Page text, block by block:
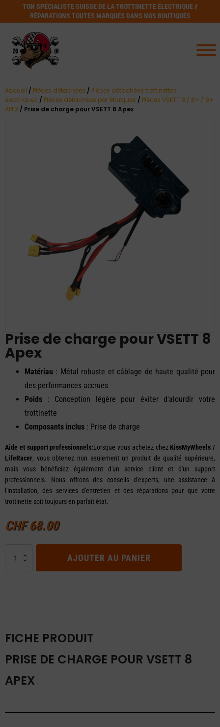
TON SPÉCIALISTE SUISSE DE LA TROTTINETTE ÉLECTRIQUE //
RÉPARATIONS TOUTES MARQUES DANS NOS BOUTIQUES
Accueil / Pièces détachées / Pièces détachées trottinettes
électriques / Pièces détachées par Marques / Pièces VSETT 8 / 8+ / 8+
APEX / Prise de charge pour VSETT 8 Apex
Prise de charge pour VSETT 8
Apex
Matériau : Métal robuste et câblage de haute qualité pour
des performances accrues
Poids : Conception légère pour éviter d'alourdir votre
trottinette
Composants inclus : Prise de charge
Aide et support professionnels:Lorsque vous achetez chez KissMyWheels /
LifeRacer, vous obtenez non seulement un produit de qualité supérieure,
mais vous bénéficiez également d'un service client et d'un support
professionnels. Nous offrons des conseils d'experts, une assistance à
l'installation, des services d'entretien et des réparations pour que votre
trottinette soit toujours en parfait état.
CHF68.00
Apex
AJOUTER AU PANIER
FICHE PRODUIT
PRISE DE CHARGE POUR VSETT 8
APEX